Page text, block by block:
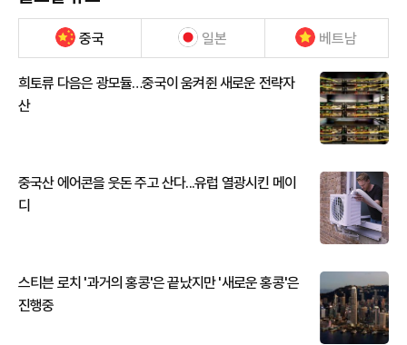
중국 일본 베트남
희토류 다음은 광모듈…중국이 움켜쥔 새로운 전략자
산
중국산 에어콘을 웃돈 주고 산다...유럽 열광시킨 메이
디
스티븐 로치 '과거의 홍콩'은 끝났지만 '새로운 홍콩'은
진행중